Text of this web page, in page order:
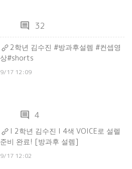
comment 32
2학년 김수진 #방과후설렘 #컨셉영
상#shorts
9/17 12:09
comment 4
l 2학년 김수진 l 4색 VOICE로 설렐
준비 완료! [방과후 설렘]
9/17 12:02